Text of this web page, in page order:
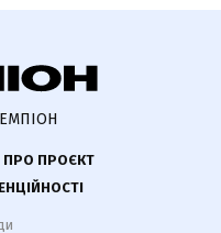
ПРО ПРОЄКТ